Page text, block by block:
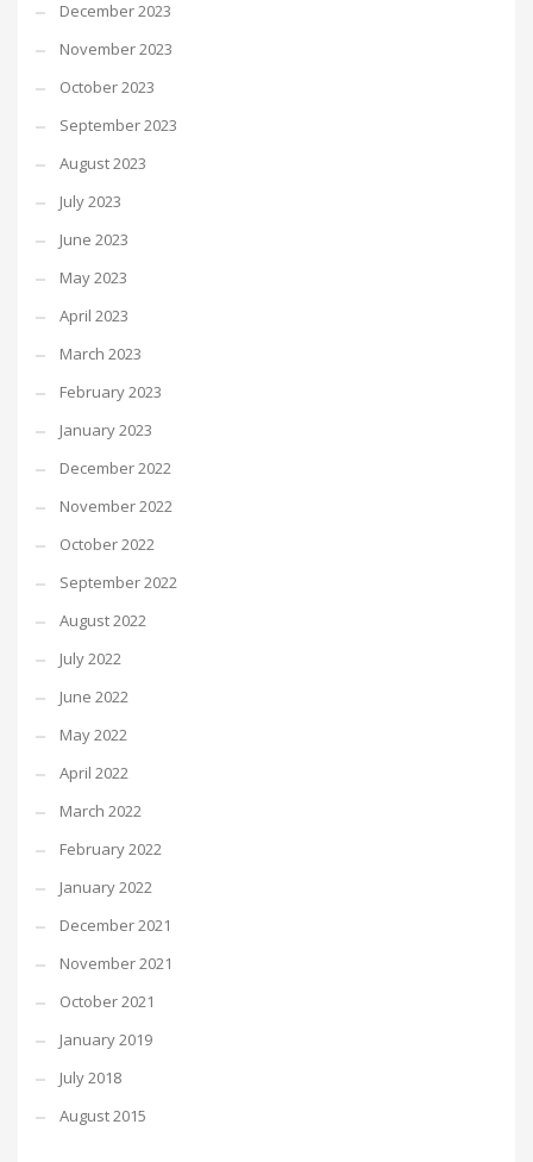
December 2023
November 2023
October 2023
September 2023
August 2023
July 2023
June 2023
May 2023
April 2023
March 2023
February 2023
January 2023
December 2022
November 2022
October 2022
September 2022
August 2022
July 2022
June 2022
May 2022
April 2022
March 2022
February 2022
January 2022
December 2021
November 2021
October 2021
January 2019
July 2018
August 2015